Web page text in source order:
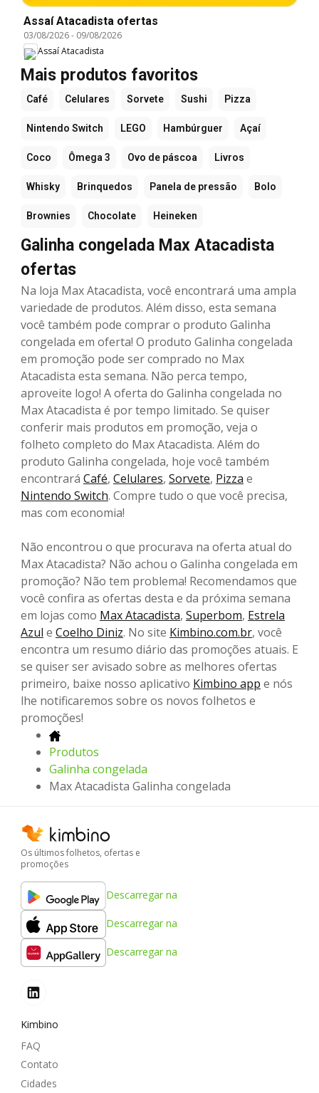
Assaí Atacadista ofertas
03/08/2026- 09/08/2026
Assaí Atacadista
Mais produtos favoritos
Café Celulares Sorvete Sushi Pizza
Nintendo Switch LEGO Hambúrguer Açaí
Coco Ômega 3 Ovo de páscoa Livros
Whisky Brinquedos Panela de pressão Bolo
Brownies Chocolate Heineken
Galinha congelada Max Atacadista
ofertas
Na loja Max Atacadista, você encontrará uma ampla
variedade de produtos. Além disso, esta semana
você também pode comprar o produto Galinha
congelada em oferta! O produto Galinha congelada
em promoção pode ser comprado no Max
Atacadista esta semana. Não perca tempo,
aproveite logo! A oferta do Galinha congelada no
Max Atacadista é por tempo limitado. Se quiser
conferir mais produtos em promoção, veja o
folheto completo do Max Atacadista. Além do
produto Galinha congelada, hoje você também
encontrará Café, Celulares, Sorvete, Pizza e
Nintendo Switch. Compre tudo o que você precisa,
mas com economia!
Não encontrou o que procurava na oferta atual do
Max Atacadista? Não achou o Galinha congelada em
promoção? Não tem problema! Recomendamos que
você confira as ofertas desta e da próxima semana
em lojas como Max Atacadista, Superbom, Estrela
Azul e Coelho Diniz. No site Kimbino.com.br, você
encontra um resumo diário das promoções atuais. E
se quiser ser avisado sobre as melhores ofertas
primeiro, baixe nosso aplicativo Kimbino app e nós
lhe notificaremos sobre os novos folhetos e
promoções!
Produtos
Galinha congelada
Max Atacadista Galinha congelada
Os últimos folhetos, ofertas e
promoções
Descarregar na
Descarregar na
Descarregar na
Kimbino
FAQ
Contato
Cidades